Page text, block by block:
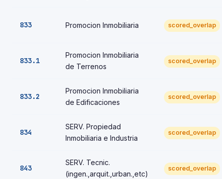
833 Promocion Inmobiliaria scored_overlap
833.1
Promocion Inmobiliaria
de Terrenos
scored_overlap
833.2
Promocion Inmobiliaria
de Edificaciones
scored_overlap
834
SERV. Propiedad
Inmobiliaria e Industria
scored_overlap
843
SERV. Tecnic.
(ingen.,arquit.,urban.,etc)
scored_overlap